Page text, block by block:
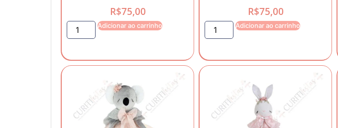
R$75,00
Adicionar ao carrinho
R$75,00
Adicionar ao carrinho